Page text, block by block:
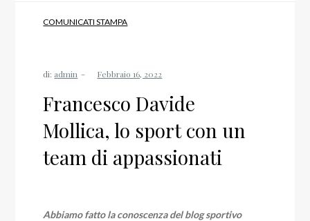
COMUNICATI STAMPA
di: admin
Francesco Davide
Mollica, lo sport con un
team di appassionati
Abbiamo fatto la conoscenza del blog sportivo